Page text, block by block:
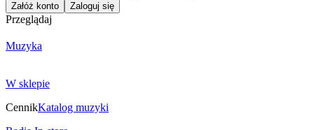
Załóż konto Zaloguj się
Przeglądaj
Muzyka
W sklepie
CennikKatalog muzyki